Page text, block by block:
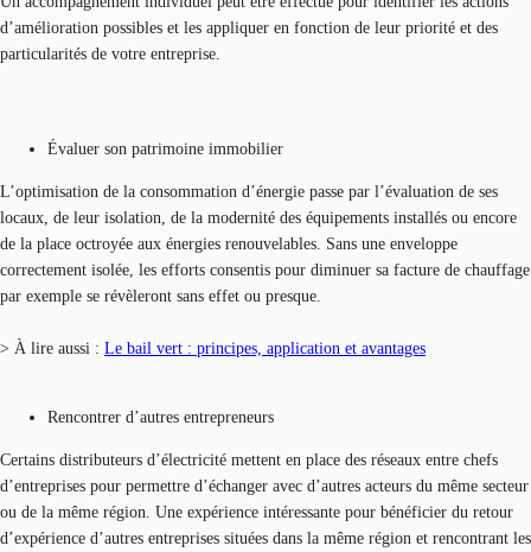
d’amélioration possibles et les appliquer en fonction de leur priorité et des
particularités de votre entreprise.
Évaluer son patrimoine immobilier
L’optimisation de la consommation d’énergie passe par l’évaluation de ses
locaux, de leur isolation, de la modernité des équipements installés ou encore
de la place octroyée aux énergies renouvelables. Sans une enveloppe
correctement isolée, les efforts consentis pour diminuer sa facture de chauffage
par exemple se révèleront sans effet ou presque.
> À lire aussi : Le bail vert : principes, application et avantages
Rencontrer d’autres entrepreneurs
Certains distributeurs d’électricité mettent en place des réseaux entre chefs
d’entreprises pour permettre d’échanger avec d’autres acteurs du même secteur
ou de la même région. Une expérience intéressante pour bénéficier du retour
d’expérience d’autres entreprises situées dans la même région et rencontrant les